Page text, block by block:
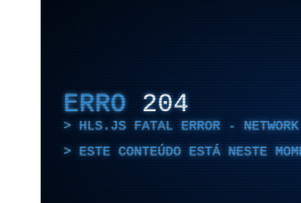
ERRO 204
HLS.JS FATAL ERROR - NETWORK
ESTE CONTEÚDO ESTÁ NESTE